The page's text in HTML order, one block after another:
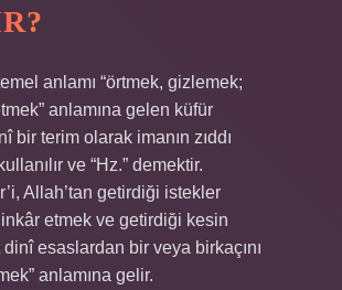
anlamı “örtmek, gizlemek;
anlamına gelen küfür
bir terim olarak imanın zıddı
ve “Hz.” demektir.
Allah’tan getirdiği istekler
etmek ve getirdiği kesin
esaslardan bir veya birkaçını
anlamına gelir.